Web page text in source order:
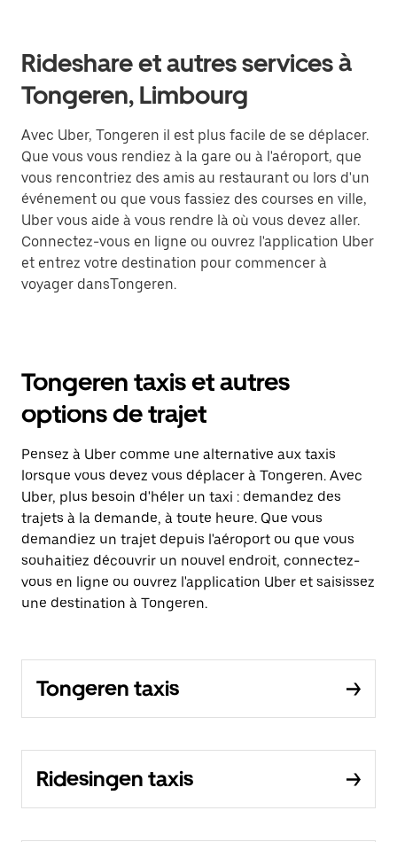
Rideshare et autres services à
Tongeren, Limbourg
Avec Uber, Tongeren il est plus facile de se déplacer.
Que vous vous rendiez à la gare ou à l'aéroport, que
vous rencontriez des amis au restaurant ou lors d'un
événement ou que vous fassiez des courses en ville,
Uber vous aide à vous rendre là où vous devez aller.
Connectez-vous en ligne ou ouvrez l'application Uber
et entrez votre destination pour commencer à
voyager dansTongeren.
Tongeren taxis et autres
options de trajet
Pensez à Uber comme une alternative aux taxis
lorsque vous devez vous déplacer à Tongeren. Avec
Uber, plus besoin d'héler un taxi : demandez des
trajets à la demande, à toute heure. Que vous
demandiez un trajet depuis l'aéroport ou que vous
souhaitiez découvrir un nouvel endroit, connectez-
vous en ligne ou ouvrez l'application Uber et saisissez
une destination à Tongeren.
Tongeren taxis
Ridesingen taxis